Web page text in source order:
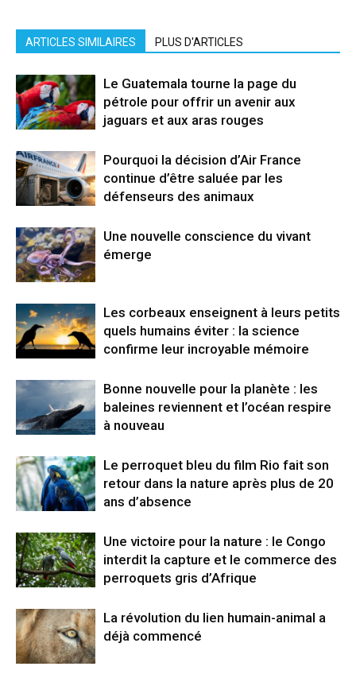
ARTICLES SIMILAIRES PLUS D'ARTICLES
Le Guatemala tourne la page du
pétrole pour offrir un avenir aux
jaguars et aux aras rouges
Pourquoi la décision d’Air France
continue d’être saluée par les
défenseurs des animaux
Une nouvelle conscience du vivant
émerge
Les corbeaux enseignent à leurs petits
quels humains éviter : la science
confirme leur incroyable mémoire
Bonne nouvelle pour la planète : les
baleines reviennent et l’océan respire
à nouveau
Le perroquet bleu du film Rio fait son
retour dans la nature après plus de 20
ans d’absence
Une victoire pour la nature : le Congo
interdit la capture et le commerce des
perroquets gris d’Afrique
La révolution du lien humain-animal a
déjà commencé